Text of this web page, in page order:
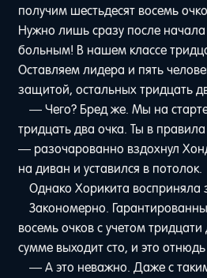
получим шестьдесят восемь
Нужно лишь сразу после начала
больным! В нашем классе
Оставляем лидера и пять
защитой, остальных тридцать
— Чего? Бред же. Мы на
тридцать два очка. Ты в
— разочарованно вздохнул
на диван и уставился в потолок.
Однако Хорикита восприняла
Закономерно.
восемь очков с учетом
сумме выходит сто, и это
— А это неважно. Даже с